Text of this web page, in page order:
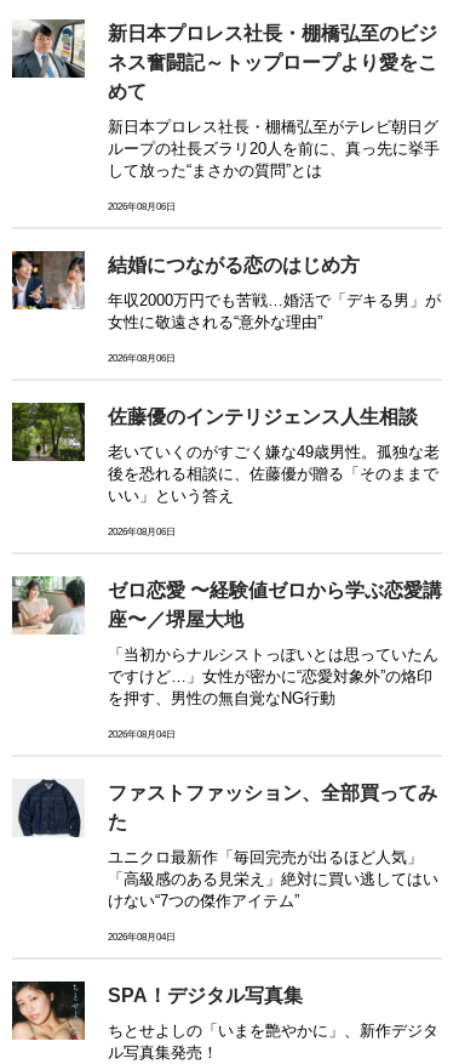
新日本プロレス社長・棚橋弘至のビジ
ネス奮闘記～トップロープより愛をこ
めて
新日本プロレス社長・棚橋弘至がテレビ朝日グ
ループの社長ズラリ20人を前に、真っ先に挙手
して放った“まさかの質問”とは
2026年08月06日
結婚につながる恋のはじめ方
年収2000万円でも苦戦…婚活で「デキる男」が
女性に敬遠される“意外な理由”
2026年08月06日
佐藤優のインテリジェンス人生相談
老いていくのがすごく嫌な49歳男性。孤独な老
後を恐れる相談に、佐藤優が贈る「そのままで
いい」という答え
2026年08月06日
ゼロ恋愛 〜経験値ゼロから学ぶ恋愛講
座〜／堺屋大地
「当初からナルシストっぽいとは思っていたん
ですけど…」女性が密かに“恋愛対象外”の烙印
を押す、男性の無自覚なNG行動
2026年08月04日
ファストファッション、全部買ってみ
た
ユニクロ最新作「毎回完売が出るほど人気」
「高級感のある見栄え」絶対に買い逃してはい
けない“7つの傑作アイテム”
2026年08月04日
SPA！デジタル写真集
ちとせよしの「いまを艶やかに」、新作デジタ
ル写真集発売！